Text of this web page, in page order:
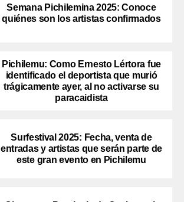
Semana Pichilemina 2025: Conoce
quiénes son los artistas confirmados
Pichilemu: Como Ernesto Lértora fue
identificado el deportista que murió
trágicamente ayer, al no activarse su
paracaidista
Surfestival 2025: Fecha, venta de
entradas y artistas que serán parte de
este gran evento en Pichilemu